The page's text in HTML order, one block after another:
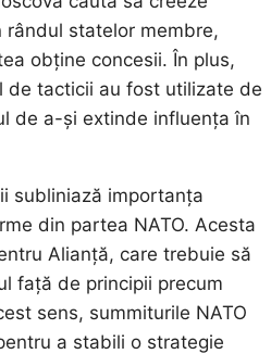
statelor membre,
obține concesii. În plus,
de tacticii au fost utilizate de
de a-și extinde influența în
subliniază importanța
din partea NATO. Acesta
Alianță, care trebuie să
față de principii precum
sens, summiturile NATO
a stabili o strategie